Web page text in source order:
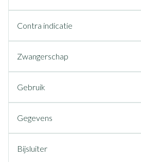
Contra indicatie
Zwangerschap
Gebruik
Gegevens
Bijsluiter